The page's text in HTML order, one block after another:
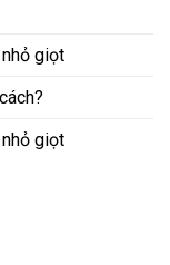
giọt
giọt